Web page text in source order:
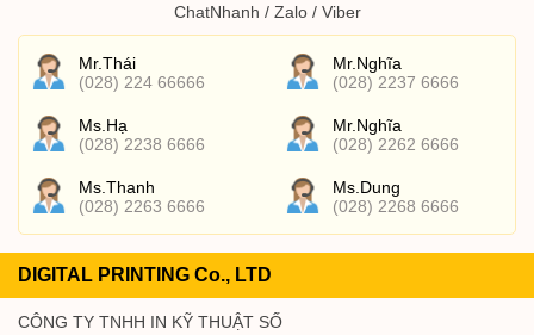
ChatNhanh / Zalo / Viber
Mr.Thái
(028) 224 66666
Mr.Nghĩa
(028) 2237 6666
Ms.Hạ
(028) 2238 6666
Mr.Nghĩa
(028) 2262 6666
Ms.Thanh
(028) 2263 6666
Ms.Dung
(028) 2268 6666
DIGITAL PRINTING Co., LTD
CÔNG TY TNHH IN KỸ THUẬT SỐ